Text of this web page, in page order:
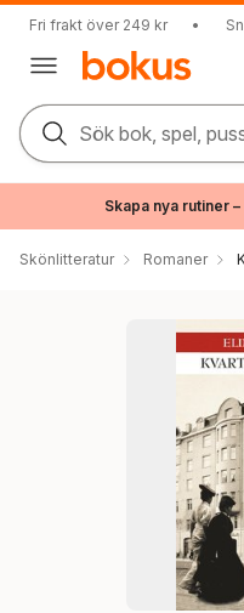
Fri frakt över 249 kr •
Sök bok, spel,
Skapa nya rutiner
Skönlitteratur Romaner